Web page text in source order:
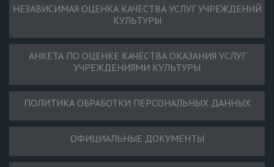
НЕЗАВИСИМАЯ ОЦЕНКА КАЧЕСТВА УСЛУГ УЧРЕЖДЕНИЙ
КУЛЬТУРЫ
АНКЕТА ПО ОЦЕНКЕ КАЧЕСТВА ОКАЗАНИЯ УСЛУГ
УЧРЕЖДЕНИЯМИ КУЛЬТУРЫ
ПОЛИТИКА ОБРАБОТКИ ПЕРСОНАЛЬНЫХ ДАННЫХ
ОФИЦИАЛЬНЫЕ ДОКУМЕНТЫ